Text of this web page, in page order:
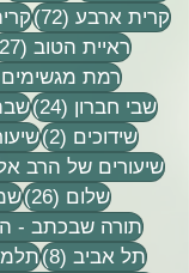
קרית ארבע (72) 72 פוסטים
ראיית הטוב (27)
רמת מגשימים
שבי חברון (24) 24 פוסטים
שידוכים (2) 2 פוסטים
שיעורים של הרב
שלום (26) 26 פוסטים
תורה שבכתב -
תל אביב (8) 8 פוסטים